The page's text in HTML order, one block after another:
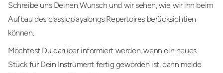
Schreibe uns Deinen Wunsch und wir sehen, wie wir ihn beim
Aufbau des classicplayalongs Repertoires berücksichtien
können.
Möchtest Du darüber informiert werden, wenn ein neues
Stück für Dein Instrument fertig geworden ist, dann melde